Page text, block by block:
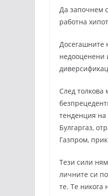
Да започнем
работна
Досегашните
недооценени
След толкова
тенденция на
Булгаргаз,
Газпром,
Тези сили
личните си
те. Те никога